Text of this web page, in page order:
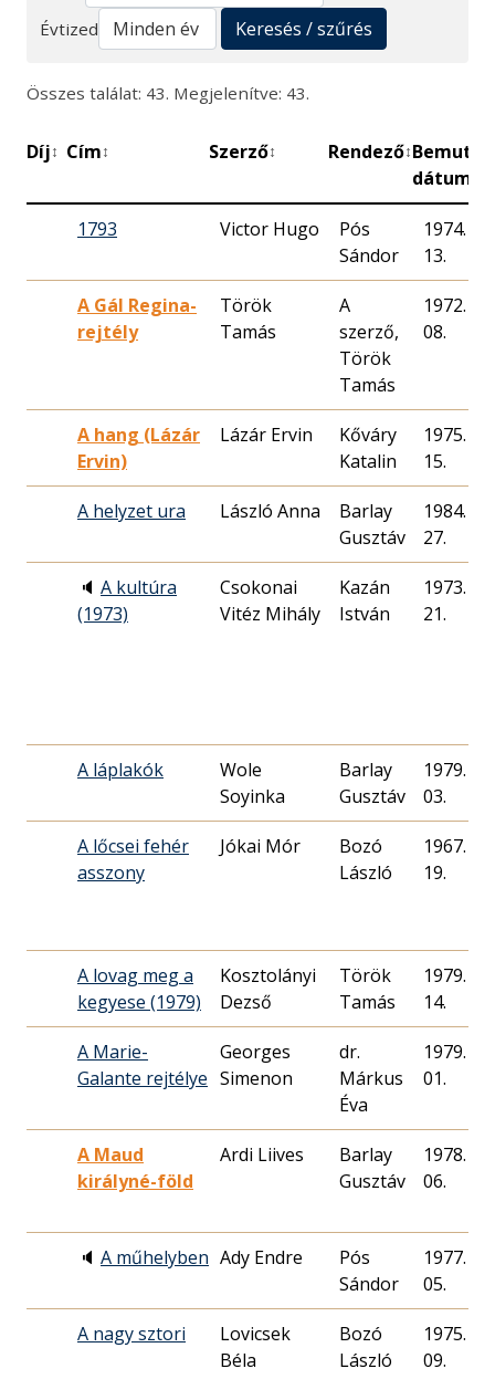
Évtized
Keresés / szűrés
Összes találat: 43. Megjelenítve: 43.
Díj↕ Cím↕ Szerző↕ Rendező↕
dátuma
1793 Victor Hugo
Pós
Sándor
1974. 05.
13.
A Gál Regina-
rejtély
Török
Tamás
A
szerző,
Török
Tamás
1972. 07.
08.
A hang (Lázár
Ervin)
Lázár Ervin
Kőváry
Katalin
1975. 12.
15.
A helyzet ura László Anna
Barlay
Gusztáv
1984. 08.
27.
🔈 A kultúra
(1973)
Csokonai
Vitéz Mihály
Kazán
István
1973. 09.
21.
A láplakók
Wole
Soyinka
Barlay
Gusztáv
1979. 03.
03.
A lőcsei fehér
asszony
Jókai Mór
Bozó
László
1967. 03.
19.
A lovag meg a
kegyese (1979)
Kosztolányi
Dezső
Török
Tamás
1979. 06.
14.
A Marie-
Galante rejtélye
Georges
Simenon
dr.
Márkus
Éva
1979. 01.
01.
A Maud
királyné-föld
Ardi Liives
Barlay
Gusztáv
1978. 05.
06.
🔈 A műhelyben Ady Endre
Pós
Sándor
1977. 12.
05.
A nagy sztori
Lovicsek
Béla
Bozó
László
1975. 08.
09.